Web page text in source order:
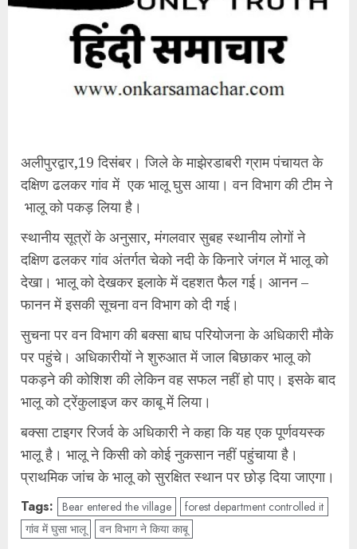
अलीपुरद्वार,19 दिसंबर। जिले के माझेरडाबरी ग्राम पंचायत के
दक्षिण ढलकर गांव में एक भालू घुस आया। वन विभाग की टीम ने
भालू को पकड़ लिया है।
स्थानीय सूत्रों के अनुसार, मंगलवार सुबह स्थानीय लोगों ने
दक्षिण ढलकर गांव अंतर्गत चेको नदी के किनारे जंगल में भालू को
देखा। भालू को देखकर इलाके में दहशत फैल गई। आनन –
फानन में इसकी सूचना वन विभाग को दी गई।
सुचना पर वन विभाग की बक्सा बाघ परियोजना के अधिकारी मौके
पर पहुंचे। अधिकारीयों ने शुरुआत में जाल बिछाकर भालू को
पकड़ने की कोशिश की लेकिन वह सफल नहीं हो पाए। इसके बाद
भालू को ट्रेंकुलाइज कर काबू में लिया।
बक्सा टाइगर रिजर्व के अधिकारी ने कहा कि यह एक पूर्णवयस्क
भालू है। भालू ने किसी को कोई नुकसान नहीं पहुंचाया है।
प्राथमिक जांच के भालू को सुरक्षित स्थान पर छोड़ दिया जाएगा।
Tags: Bear entered the village
forest department controlled it
गांव में घुसा भालू
वन विभाग ने किया काबू